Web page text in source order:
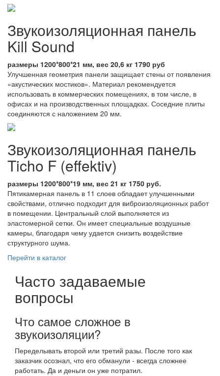
Звукоизоляционная панель
Kill Sound
размеры 1200*800*21 мм, вес 20,6 кг 1790 руб
Улучшенная геометрия панели защищает стены от появления
«акустических мостиков». Материал рекомендуется
использовать в коммерческих помещениях, в том числе, в
офисах и на производственных площадках. Соседние плиты
соединяются с наложением 20 мм.
Звукоизоляционная панель
Ticho F (effektiv)
размеры 1200*800*19 мм, вес 21 кг 1750 руб.
Пятикамерная панель в 11 слоев обладает улучшенными
свойствами, отлично подходит для виброизоляционных работ
в помещении. Центральный слой выполняется из
эластомерной сетки. Он имеет специальные воздушные
камеры, благодаря чему удается снизить воздействие
структурного шума.
Перейти в каталог
Часто задаваемые
вопросы
Что самое сложное в
звукоизоляции?
Переделывать второй или третий разы. После того как
заказчик осознал, что его обманули - всегда сложнее
работать. Да и деньги он уже потратил.